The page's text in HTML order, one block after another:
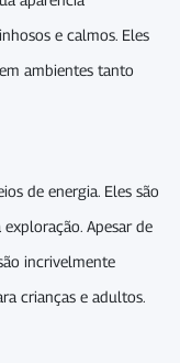
e calmos. Eles
ambientes tanto
de energia. Eles são
Apesar de
incrivelmente
crianças e adultos.